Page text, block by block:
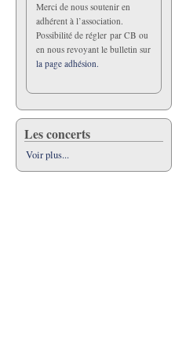
Merci de nous soutenir en
adhérent à l’association.
Possibilité de régler par CB ou
en nous revoyant le bulletin sur
la page adhésion.
Les concerts
Voir plus...